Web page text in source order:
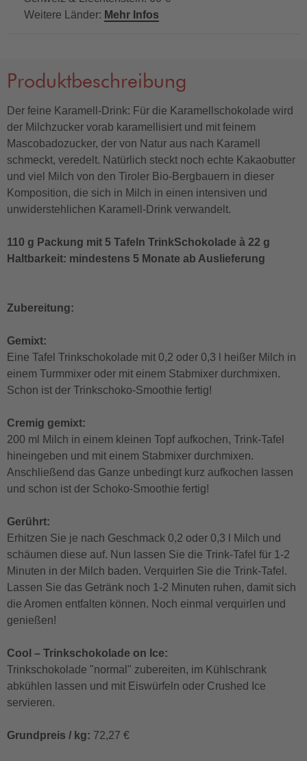
Weitere Länder: Mehr Infos
Produktbeschreibung
Der feine Karamell-Drink: Für die Karamellschokolade wird
der Milchzucker vorab karamellisiert und mit feinem
Mascobadozucker, der von Natur aus nach Karamell
schmeckt, veredelt. Natürlich steckt noch echte Kakaobutter
und viel Milch von den Tiroler Bio-Bergbauern in dieser
Komposition, die sich in Milch in einen intensiven und
unwiderstehlichen Karamell-Drink verwandelt.
110 g Packung mit 5 Tafeln TrinkSchokolade à 22 g
Haltbarkeit: mindestens 5 Monate ab Auslieferung
Zubereitung:
Gemixt:
Eine Tafel Trinkschokolade mit 0,2 oder 0,3 l heißer Milch in
einem Turmmixer oder mit einem Stabmixer durchmixen.
Schon ist der Trinkschoko-Smoothie fertig!
Cremig gemixt:
200 ml Milch in einem kleinen Topf aufkochen, Trink-Tafel
hineingeben und mit einem Stabmixer durchmixen.
Anschließend das Ganze unbedingt kurz aufkochen lassen
und schon ist der Schoko-Smoothie fertig!
Gerührt:
Erhitzen Sie je nach Geschmack 0,2 oder 0,3 l Milch und
schäumen diese auf. Nun lassen Sie die Trink-Tafel für 1-2
Minuten in der Milch baden. Verquirlen Sie die Trink-Tafel.
Lassen Sie das Getränk noch 1-2 Minuten ruhen, damit sich
die Aromen entfalten können. Noch einmal verquirlen und
genießen!
Cool – Trinkschokolade on Ice:
Trinkschokolade "normal" zubereiten, im Kühlschrank
abkühlen lassen und mit Eiswürfeln oder Crushed Ice
servieren.
Grundpreis / kg: 72,27 €